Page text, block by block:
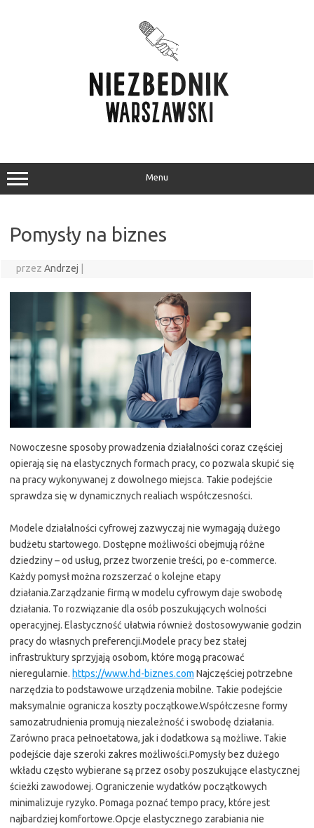
Menu
Pomysły na biznes
przez Andrzej
Nowoczesne sposoby prowadzenia działalności coraz częściej
opierają się na elastycznych formach pracy, co pozwala skupić się
na pracy wykonywanej z dowolnego miejsca. Takie podejście
sprawdza się w dynamicznych realiach współczesności.
Modele działalności cyfrowej zazwyczaj nie wymagają dużego
budżetu startowego. Dostępne możliwości obejmują różne
dziedziny – od usług, przez tworzenie treści, po e-commerce.
Każdy pomysł można rozszerzać o kolejne etapy
działania.Zarządzanie firmą w modelu cyfrowym daje swobodę
działania. To rozwiązanie dla osób poszukujących wolności
operacyjnej. Elastyczność ułatwia również dostosowywanie godzin
pracy do własnych preferencji.Modele pracy bez stałej
infrastruktury sprzyjają osobom, które mogą pracować
nieregularnie. https://www.hd-biznes.com Najczęściej potrzebne
narzędzia to podstawowe urządzenia mobilne. Takie podejście
maksymalnie ogranicza koszty początkowe.Współczesne formy
samozatrudnienia promują niezależność i swobodę działania.
Zarówno praca pełnoetatowa, jak i dodatkowa są możliwe. Takie
podejście daje szeroki zakres możliwości.Pomysły bez dużego
wkładu często wybierane są przez osoby poszukujące elastycznej
ścieżki zawodowej. Ograniczenie wydatków początkowych
minimalizuje ryzyko. Pomaga poznać tempo pracy, które jest
najbardziej komfortowe.Opcje elastycznego zarabiania nie